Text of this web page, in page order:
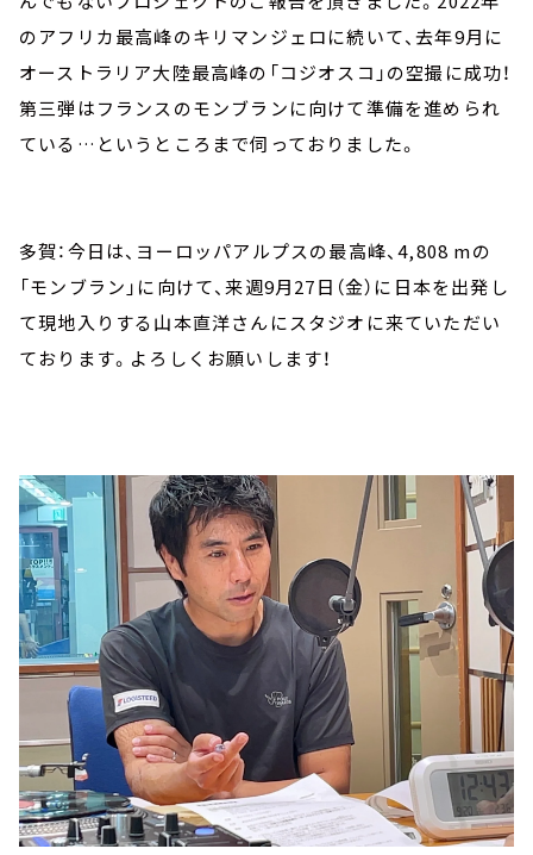
のアフリカ最高峰のキリマンジェロに続いて、去年9月に
オーストラリア大陸最高峰の「コジオスコ」の空撮に成功！
第三弾はフランスのモンブランに向けて準備を進められ
ている…というところまで伺っておりました。
多賀：今日は、ヨーロッパアルプスの最高峰、4,808 mの
「モンブラン」に向けて、来週9月27日（金）に日本を出発し
て現地入りする山本直洋さんにスタジオに来ていただい
ております。よろしくお願いします！